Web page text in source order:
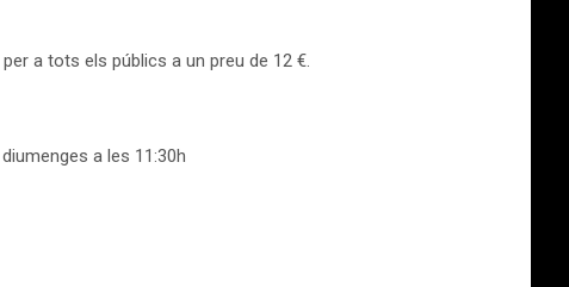
a tots els públics a un preu de 12 €.
a les 11:30h